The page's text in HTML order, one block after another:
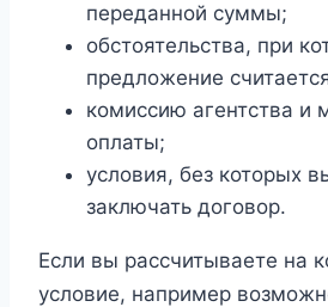
переданной суммы;
обстоятельства, при
предложение
комиссию агентства и
оплаты;
условия, без которых
заключать договор.
Если вы рассчитываете на
условие, например